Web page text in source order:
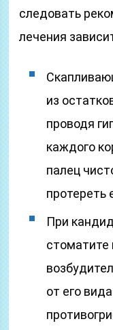
следовать
лечения
из
проводя
каждого
палец
протереть
При
стоматите
от его